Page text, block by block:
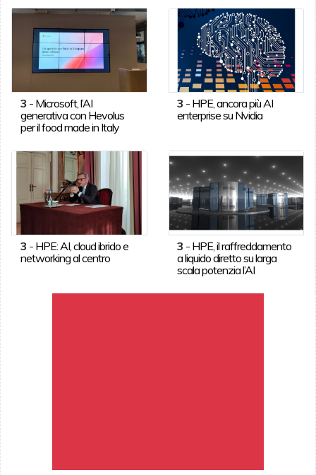
3 - Microsoft, l’AI
generativa con Hevolus
per il food made in Italy
3 - HPE, ancora più AI
enterprise su Nvidia
3 - HPE: AI, cloud ibrido e
networking al centro
3 - HPE, il raffreddamento
a liquido diretto su larga
scala potenzia l’AI